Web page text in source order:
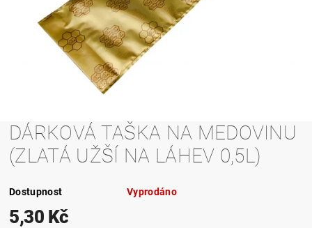
DÁRKOVÁ TAŠKA NA MEDOVINU
(ZLATÁ UŽŠÍ NA LÁHEV 0,5L)
Dostupnost Vyprodáno
5,30 Kč